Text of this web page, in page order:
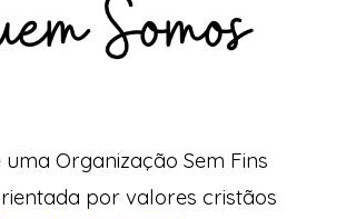
uma Organização Sem Fins
por valores cristãos